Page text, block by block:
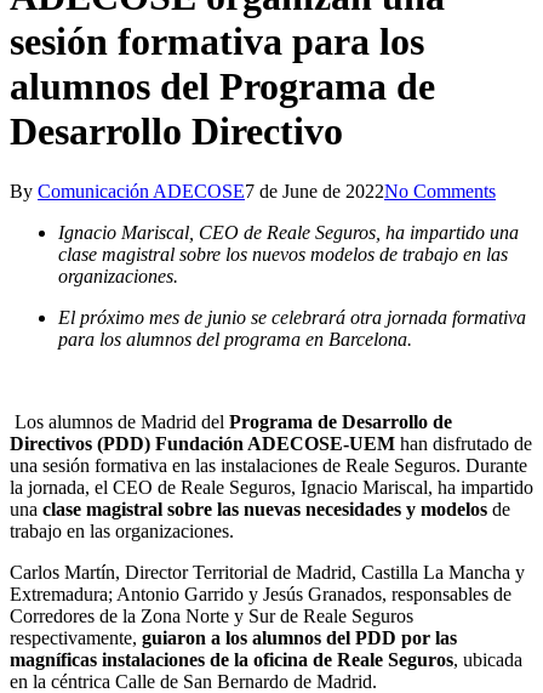
sesión formativa para los
alumnos del Programa de
Desarrollo Directivo
By Comunicación ADECOSE7 de June de 2022No Comments
Ignacio Mariscal, CEO de Reale Seguros, ha impartido una
clase magistral sobre los nuevos modelos de trabajo en las
organizaciones.
El próximo mes de junio se celebrará otra jornada formativa
para los alumnos del programa en Barcelona.
Los alumnos de Madrid del Programa de Desarrollo de
Directivos (PDD) Fundación ADECOSE-UEM han disfrutado de
una sesión formativa en las instalaciones de Reale Seguros. Durante
la jornada, el CEO de Reale Seguros, Ignacio Mariscal, ha impartido
una clase magistral sobre las nuevas necesidades y modelos de
trabajo en las organizaciones.
Carlos Martín, Director Territorial de Madrid, Castilla La Mancha y
Extremadura; Antonio Garrido y Jesús Granados, responsables de
Corredores de la Zona Norte y Sur de Reale Seguros
respectivamente, guiaron a los alumnos del PDD por las
magníficas instalaciones de la oficina de Reale Seguros, ubicada
en la céntrica Calle de San Bernardo de Madrid.